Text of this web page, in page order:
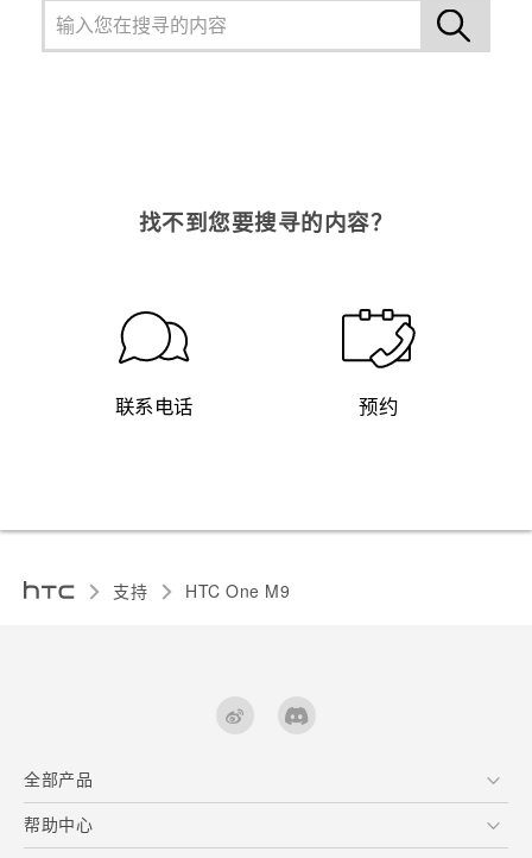
找不到您要搜寻的内容？
联系电话 预约
支持 HTC One M9‎
全部产品
区块链智能手机
帮助中心